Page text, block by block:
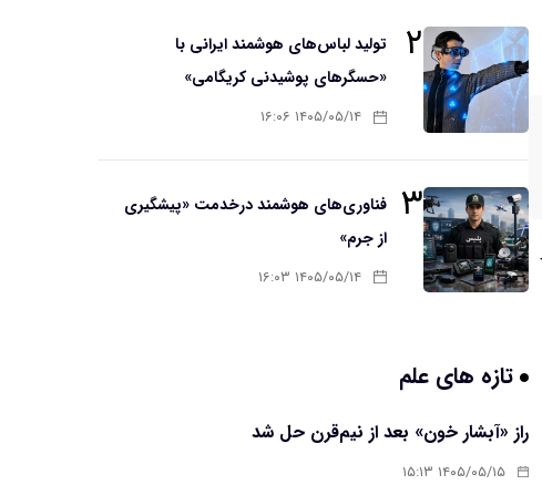
۲
تولید لباس‌های هوشمند ایرانی با
«حسگرهای پوشیدنی کریگامی»
۱۴۰۵/۰۵/۱۴ ۱۶:۰۶
۳ فناوری‌های هوشمند درخدمت «پیشگیری
از جرم»
۱۴۰۵/۰۵/۱۴ ۱۶:۰۳
تازه های علم
راز «آبشار خون» بعد از نیم‌قرن حل شد
۱۴۰۵/۰۵/۱۵ ۱۵:۱۳